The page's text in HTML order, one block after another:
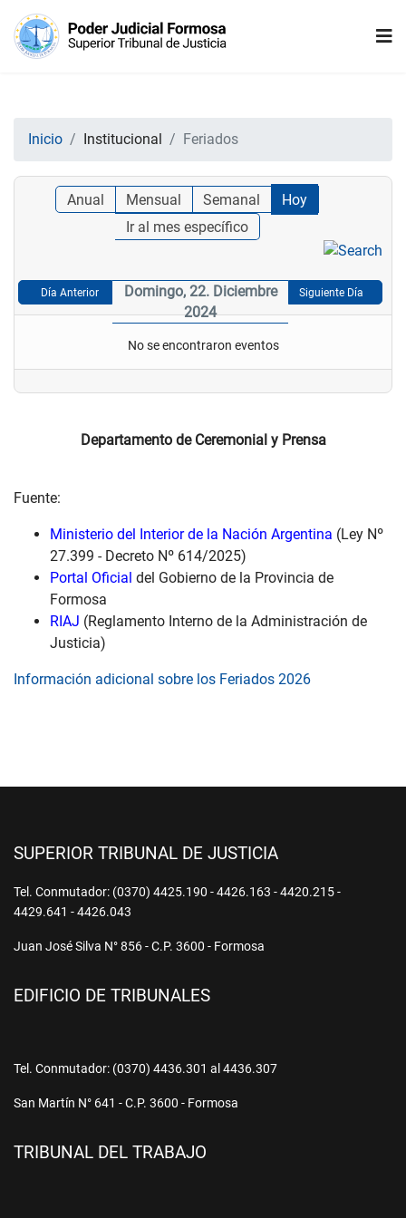
Inicio Institucional Feriados
Anual Mensual Semanal
Hoy
Ir al mes específico
Día Anterior
Domingo, 22. Diciembre
2024
Siguiente Día
No se encontraron eventos
Departamento de Ceremonial y Prensa
Fuente:
Ministerio del Interior de la Nación Argentina (Ley Nº
27.399 - Decreto Nº 614/2025)
Portal Oficial del Gobierno de la Provincia de
Formosa
RIAJ (Reglamento Interno de la Administración de
Justicia)
Información adicional sobre los Feriados 2026
SUPERIOR TRIBUNAL DE JUSTICIA
Tel. Conmutador: (0370) 4425.190 - 4426.163 - 4420.215 -
4429.641 - 4426.043
Juan José Silva N° 856 - C.P. 3600 - Formosa
EDIFICIO DE TRIBUNALES
Tel. Conmutador: (0370) 4436.301 al 4436.307
San Martín N° 641 - C.P. 3600 - Formosa
TRIBUNAL DEL TRABAJO